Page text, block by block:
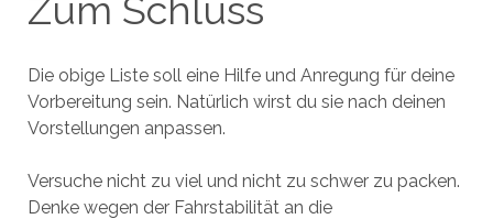
Zum Schluss
Die obige Liste soll eine Hilfe und Anregung für deine
Vorbereitung sein. Natürlich wirst du sie nach deinen
Vorstellungen anpassen.
Versuche nicht zu viel und nicht zu schwer zu packen.
Denke wegen der Fahrstabilität an die